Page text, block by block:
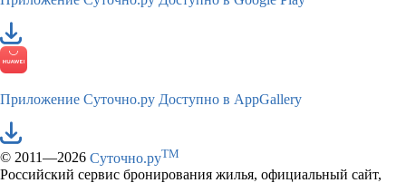
Приложение Суточно.ру Доступно в AppGallery
© 2011—2026 Суточно.руTM
Российский сервис бронирования жилья, официальный сайт,